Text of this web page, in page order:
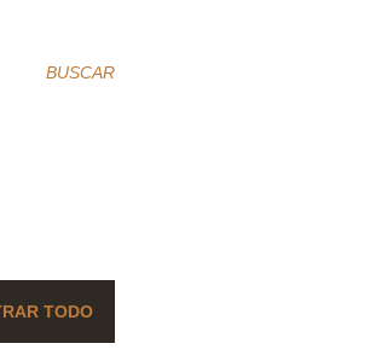
BUSCAR
TODO